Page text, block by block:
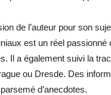
de l’auteur pour son
est un réel
Il a également suivi la
ou Dresde. Des
d’anecdotes.